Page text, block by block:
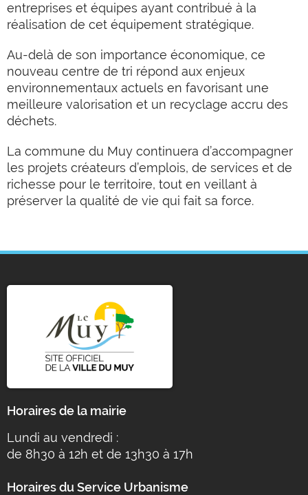
entreprises et équipes ayant contribué à la
réalisation de cet équipement stratégique.
Au-delà de son importance économique, ce
nouveau centre de tri répond aux enjeux
environnementaux actuels en favorisant une
meilleure valorisation et un recyclage accru des
déchets.
La commune du Muy continuera d’accompagner
les projets créateurs d’emplois, de services et de
richesse pour le territoire, tout en veillant à
préserver la qualité de vie qui fait sa force.
Horaires de la mairie
Lundi au vendredi :
de 8h30 à 12h et de 13h30 à 17h
Horaires du Service Urbanisme